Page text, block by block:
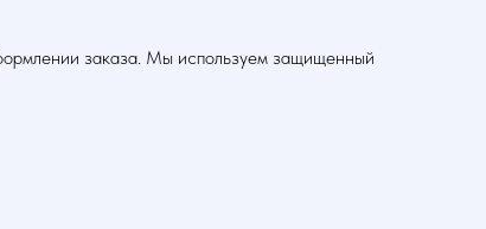
заказа. Мы используем защищенный